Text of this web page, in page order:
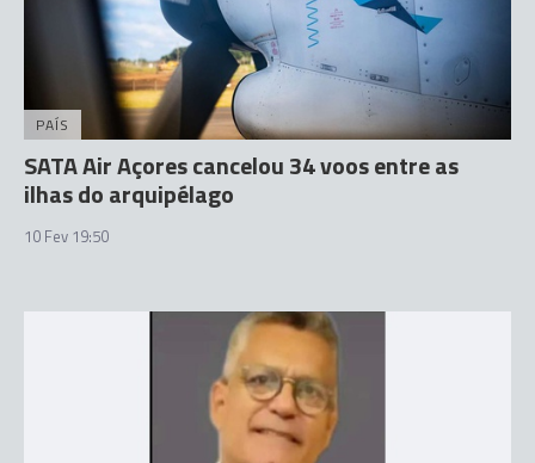
PAÍS
SATA Air Açores cancelou 34 voos entre as
ilhas do arquipélago
10 Fev 19:50